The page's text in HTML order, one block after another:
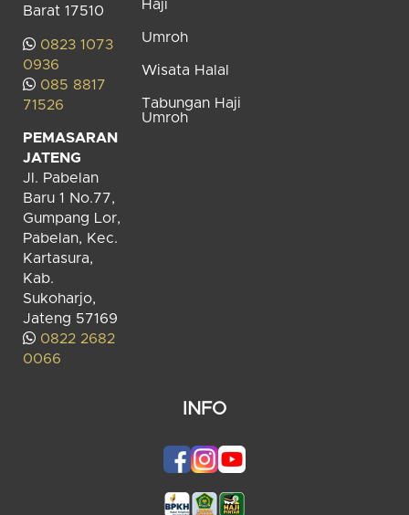
Barat 17510
0823 1073
0936
085 8817
71526
PEMASARAN
JATENG
Jl. Pabelan
Baru 1 No.77,
Gumpang Lor,
Pabelan, Kec.
Kartasura,
Kab.
Sukoharjo,
Jateng 57169
0822 2682
0066
Haji
Umroh
Wisata Halal
Tabungan Haji
Umroh
INFO